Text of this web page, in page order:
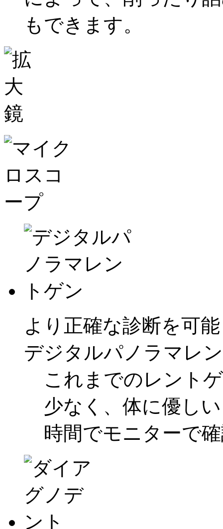
もできます。
より正確な診断を可
デジタルパノラマレ
これまでのレント
少なく、体に優し
時間でモニターで